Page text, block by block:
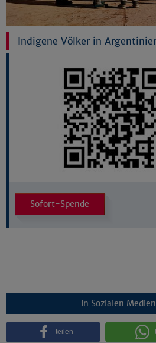
Indigene Völker in
Sofort-Spende
In Sozialen
teilen